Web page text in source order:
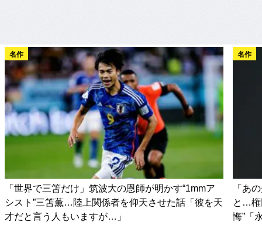
名作
「世界で三笘だけ」筑波大の恩師が明かす“1mmア
シスト”三笘薫…陸上関係者を仰天させた話「彼を天
才だと言う人もいますが…」
名作
「あ
と…権
悔”「